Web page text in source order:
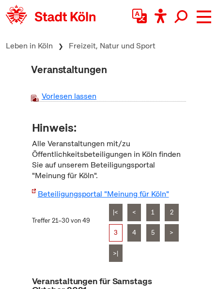
zum Inhalt springen
Leben in Köln Freizeit, Natur und Sport
Veranstaltungen
Vorlesen lassen
Hinweis:
Alle Veranstaltungen mit/zu
Öffentlichkeitsbeteiligungen in Köln finden
Sie auf unserem Beteiligungsportal
"Meinung für Köln".
Beteiligungsportal "Meinung für Köln"
Treffer 21–30 von 49
|< < 1 2
3 4 5 >
>|
Veranstaltungen für Samstags